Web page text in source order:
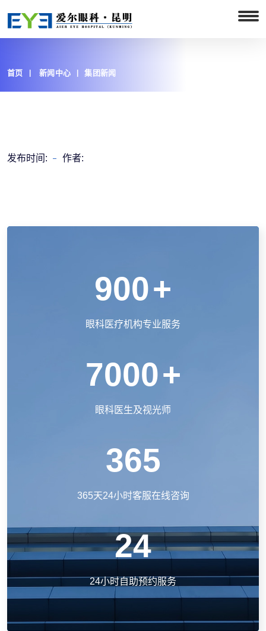
首页 新闻中心 集团新闻
发布时间: 作者:
900+
眼科医疗机构专业服务
7000+
眼科医生及视光师
365
365天24小时客服在线咨询
24
24小时自助预约服务